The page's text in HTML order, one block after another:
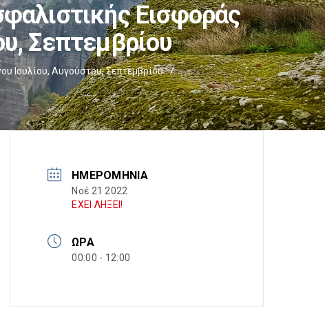
Εισφοράς
Σεπτεμβρίου
Ιουλίου, Αυγούστου, Σεπτεμβρίου /
ΗΜΕΡΟΜΗΝΊΑ
Νοέ 21 2022
ΕΧΕΙ ΛΗΞΕΙ!
ΏΡΑ
00:00 - 12:00